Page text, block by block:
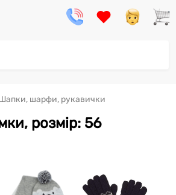
розмір: 56
шарфи, рукавички